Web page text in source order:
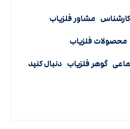
مشاور فلزیاب
محصولات فلزیاب
گوهر فلزیابدنبال کنید